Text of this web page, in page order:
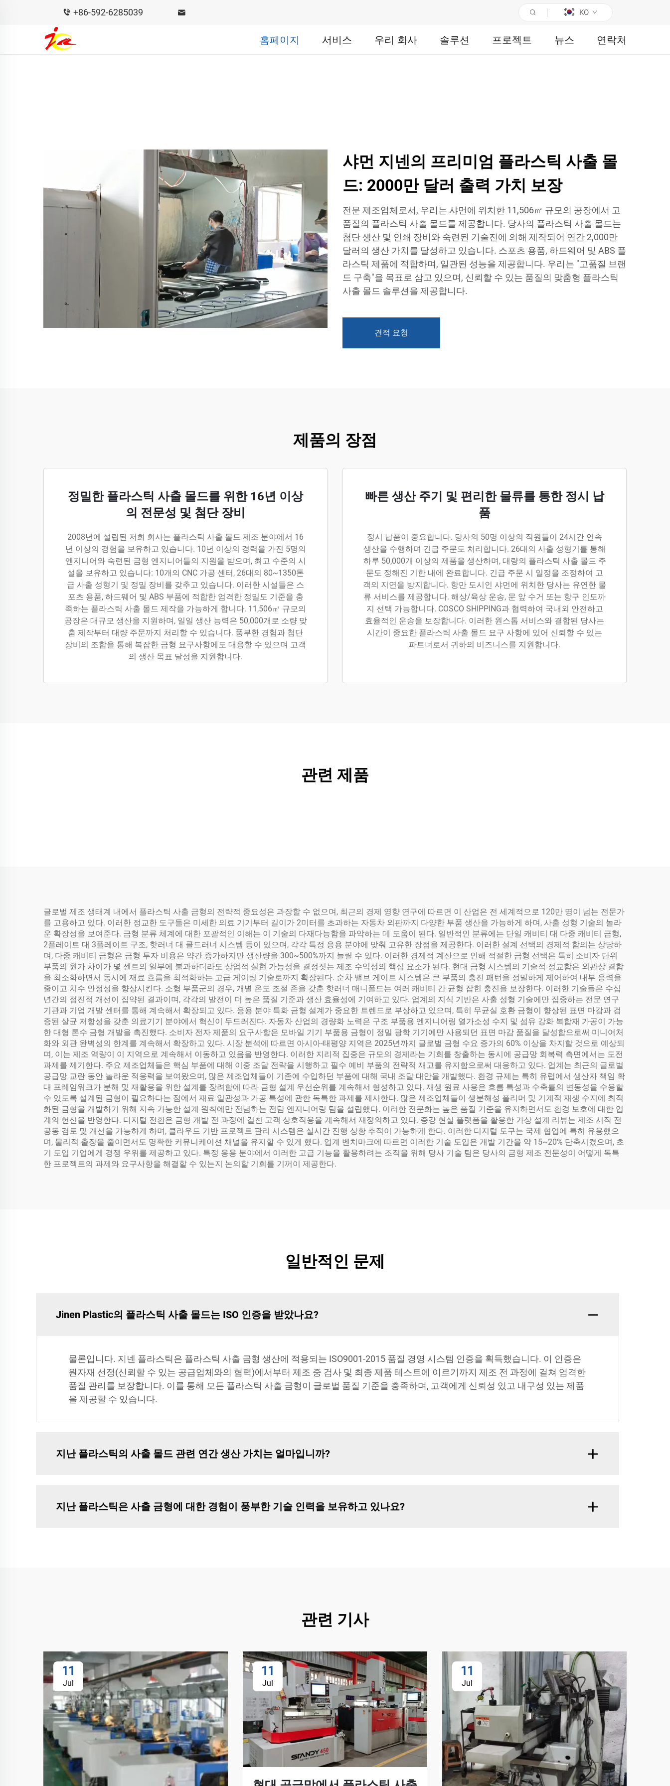
+86-592-6285039 KO
홈페이지 서비스 우리 회사 솔루션 프로젝트 뉴스 연락처
샤먼 지넨의 프리미엄 플라스틱 사출 몰
드: 2000만 달러 출력 가치 보장
전문 제조업체로서, 우리는 샤먼에 위치한 11,506㎡ 규모의 공장에서 고
품질의 플라스틱 사출 몰드를 제공합니다. 당사의 플라스틱 사출 몰드는
첨단 생산 및 인쇄 장비와 숙련된 기술진에 의해 제작되어 연간 2,000만
달러의 생산 가치를 달성하고 있습니다. 스포츠 용품, 하드웨어 및 ABS 플
라스틱 제품에 적합하며, 일관된 성능을 제공합니다. 우리는 "고품질 브랜
드 구축"을 목표로 삼고 있으며, 신뢰할 수 있는 품질의 맞춤형 플라스틱
사출 몰드 솔루션을 제공합니다.
견적 요청
제품의 장점
정밀한 플라스틱 사출 몰드를 위한 16년 이상
의 전문성 및 첨단 장비
2008년에 설립된 저희 회사는 플라스틱 사출 몰드 제조 분야에서 16
년 이상의 경험을 보유하고 있습니다. 10년 이상의 경력을 가진 5명의
엔지니어와 숙련된 금형 엔지니어들의 지원을 받으며, 최고 수준의 시
설을 보유하고 있습니다: 10개의 CNC 가공 센터, 26대의 80~1350톤
급 사출 성형기 및 정밀 장비를 갖추고 있습니다. 이러한 시설들은 스
포츠 용품, 하드웨어 및 ABS 부품에 적합한 엄격한 정밀도 기준을 충
족하는 플라스틱 사출 몰드 제작을 가능하게 합니다. 11,506㎡ 규모의
공장은 대규모 생산을 지원하며, 일일 생산 능력은 50,000개로 소량 맞
춤 제작부터 대량 주문까지 처리할 수 있습니다. 풍부한 경험과 첨단
장비의 조합을 통해 복잡한 금형 요구사항에도 대응할 수 있으며 고객
의 생산 목표 달성을 지원합니다.
빠른 생산 주기 및 편리한 물류를 통한 정시 납
품
정시 납품이 중요합니다. 당사의 50명 이상의 직원들이 24시간 연속
생산을 수행하며 긴급 주문도 처리합니다. 26대의 사출 성형기를 통해
하루 50,000개 이상의 제품을 생산하며, 대량의 플라스틱 사출 몰드 주
문도 정해진 기한 내에 완료합니다. 긴급 주문 시 일정을 조정하여 고
객의 지연을 방지합니다. 항만 도시인 샤먼에 위치한 당사는 유연한 물
류 서비스를 제공합니다. 해상/육상 운송, 문 앞 수거 또는 항구 인도까
지 선택 가능합니다. COSCO SHIPPING과 협력하여 국내외 안전하고
효율적인 운송을 보장합니다. 이러한 원스톱 서비스와 결합된 당사는
시간이 중요한 플라스틱 사출 몰드 요구 사항에 있어 신뢰할 수 있는
파트너로서 귀하의 비즈니스를 지원합니다.
관련 제품
글로벌 제조 생태계 내에서 플라스틱 사출 금형의 전략적 중요성은 과장할 수 없으며, 최근의 경제 영향 연구에 따르면 이 산업은 전 세계적으로 120만 명이 넘는 전문가
를 고용하고 있다. 이러한 정교한 도구들은 미세한 의료 기기부터 길이가 2미터를 초과하는 자동차 외판까지 다양한 부품 생산을 가능하게 하며, 사출 성형 기술의 놀라
운 확장성을 보여준다. 금형 분류 체계에 대한 포괄적인 이해는 이 기술의 다재다능함을 파악하는 데 도움이 된다. 일반적인 분류에는 단일 캐비티 대 다중 캐비티 금형,
2플레이트 대 3플레이트 구조, 핫러너 대 콜드러너 시스템 등이 있으며, 각각 특정 응용 분야에 맞춰 고유한 장점을 제공한다. 이러한 설계 선택의 경제적 함의는 상당하
며, 다중 캐비티 금형은 금형 투자 비용은 약간 증가하지만 생산량을 300~500%까지 늘릴 수 있다. 이러한 경제적 계산으로 인해 적절한 금형 선택은 특히 소비자 단위
부품의 원가 차이가 몇 센트의 일부에 불과하더라도 상업적 실현 가능성을 결정짓는 제조 수익성의 핵심 요소가 된다. 현대 금형 시스템의 기술적 정교함은 외관상 결함
을 최소화하면서 동시에 재료 흐름을 최적화하는 고급 게이팅 기술로까지 확장된다. 순차 밸브 게이트 시스템은 큰 부품의 충진 패턴을 정밀하게 제어하여 내부 응력을
줄이고 치수 안정성을 향상시킨다. 소형 부품군의 경우, 개별 온도 조절 존을 갖춘 핫러너 매니폴드는 여러 캐비티 간 균형 잡힌 충진을 보장한다. 이러한 기술들은 수십
년간의 점진적 개선이 집약된 결과이며, 각각의 발전이 더 높은 품질 기준과 생산 효율성에 기여하고 있다. 업계의 지식 기반은 사출 성형 기술에만 집중하는 전문 연구
기관과 기업 개발 센터를 통해 계속해서 확장되고 있다. 응용 분야 특화 금형 설계가 중요한 트렌드로 부상하고 있으며, 특히 무균실 호환 금형이 향상된 표면 마감과 검
증된 살균 저항성을 갖춘 의료기기 분야에서 혁신이 두드러진다. 자동차 산업의 경량화 노력은 구조 부품용 엔지니어링 열가소성 수지 및 섬유 강화 복합재 가공이 가능
한 대형 톤수 금형 개발을 촉진했다. 소비자 전자 제품의 요구사항은 모바일 기기 부품용 금형이 정밀 광학 기기에만 사용되던 표면 마감 품질을 달성함으로써 미니어처
화와 외관 완벽성의 한계를 계속해서 확장하고 있다. 시장 분석에 따르면 아시아-태평양 지역은 2025년까지 글로벌 금형 수요 증가의 60% 이상을 차지할 것으로 예상되
며, 이는 제조 역량이 이 지역으로 계속해서 이동하고 있음을 반영한다. 이러한 지리적 집중은 규모의 경제라는 기회를 창출하는 동시에 공급망 회복력 측면에서는 도전
과제를 제기한다. 주요 제조업체들은 핵심 부품에 대해 이중 조달 전략을 시행하고 필수 예비 부품의 전략적 재고를 유지함으로써 대응하고 있다. 업계는 최근의 글로벌
공급망 교란 동안 놀라운 적응력을 보여왔으며, 많은 제조업체들이 기존에 수입하던 부품에 대해 국내 조달 대안을 개발했다. 환경 규제는 특히 유럽에서 생산자 책임 확
대 프레임워크가 분해 및 재활용을 위한 설계를 장려함에 따라 금형 설계 우선순위를 계속해서 형성하고 있다. 재생 원료 사용은 흐름 특성과 수축률의 변동성을 수용할
수 있도록 설계된 금형이 필요하다는 점에서 재료 일관성과 가공 특성에 관한 독특한 과제를 제시한다. 많은 제조업체들이 생분해성 폴리머 및 기계적 재생 수지에 최적
화된 금형을 개발하기 위해 지속 가능한 설계 원칙에만 전념하는 전담 엔지니어링 팀을 설립했다. 이러한 전문화는 높은 품질 기준을 유지하면서도 환경 보호에 대한 업
계의 헌신을 반영한다. 디지털 전환은 금형 개발 전 과정에 걸친 고객 상호작용을 계속해서 재정의하고 있다. 증강 현실 플랫폼을 활용한 가상 설계 리뷰는 제조 시작 전
공동 검토 및 개선을 가능하게 하며, 클라우드 기반 프로젝트 관리 시스템은 실시간 진행 상황 추적이 가능하게 한다. 이러한 디지털 도구는 국제 협업에 특히 유용했으
며, 물리적 출장을 줄이면서도 명확한 커뮤니케이션 채널을 유지할 수 있게 했다. 업계 벤치마크에 따르면 이러한 기술 도입은 개발 기간을 약 15~20% 단축시켰으며, 초
기 도입 기업에게 경쟁 우위를 제공하고 있다. 특정 응용 분야에서 이러한 고급 기능을 활용하려는 조직을 위해 당사 기술 팀은 당사의 금형 제조 전문성이 어떻게 독특
한 프로젝트의 과제와 요구사항을 해결할 수 있는지 논의할 기회를 기꺼이 제공한다.
일반적인 문제
Jinen Plastic의 플라스틱 사출 몰드는 ISO 인증을 받았나요?
물론입니다. 지넨 플라스틱은 플라스틱 사출 금형 생산에 적용되는 ISO9001-2015 품질 경영 시스템 인증을 획득했습니다. 이 인증은
원자재 선정(신뢰할 수 있는 공급업체와의 협력)에서부터 제조 중 검사 및 최종 제품 테스트에 이르기까지 제조 전 과정에 걸쳐 엄격한
품질 관리를 보장합니다. 이를 통해 모든 플라스틱 사출 금형이 글로벌 품질 기준을 충족하며, 고객에게 신뢰성 있고 내구성 있는 제품
을 제공할 수 있습니다.
지난 플라스틱의 사출 몰드 관련 연간 생산 가치는 얼마입니까?
지난 플라스틱은 사출 금형에 대한 경험이 풍부한 기술 인력을 보유하고 있나요?
관련 기사
11
Jul
11
Jul
11
Jul